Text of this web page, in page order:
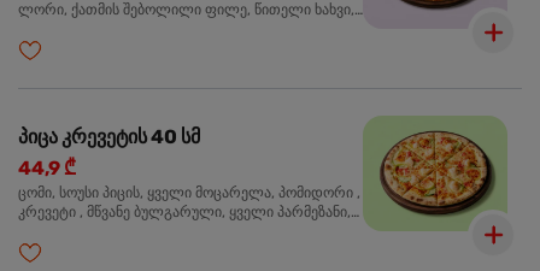
ლორი, ქათმის შებოლილი ფილე, წითელი ხახვი,
ხალაპენიო, ორეგანო
პიცა კრევეტის 40 სმ
44,9 ₾
ცომი, სოუსი პიცის, ყველი მოცარელა, პომიდორი ,
კრევეტი , მწვანე ბულგარული, ყველი პარმეზანი,